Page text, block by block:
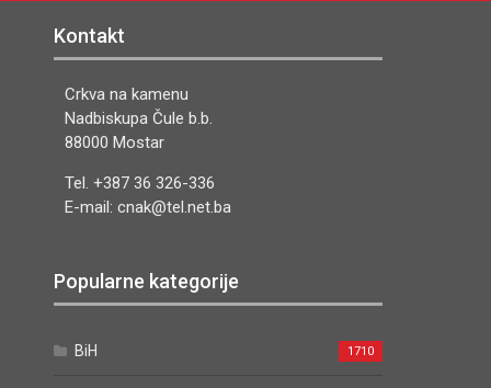
Kontakt
Crkva na kamenu
Nadbiskupa Čule b.b.
88000 Mostar
Tel. +387 36 326-336
E-mail: cnak@tel.net.ba
Popularne kategorije
BiH 1710